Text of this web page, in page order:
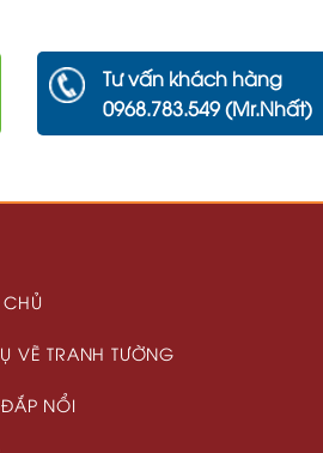
Tư vấn khách hàng
0968.783.549 (Mr.Nhất)
VẼ TRANH TƯỜNG
NỔI